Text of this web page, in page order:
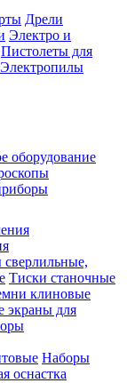
Дрели
Электро и
Пистолеты для
Электропилы
оборудование
Тиски станочные
клиновые
экраны для
Наборы
оснастка